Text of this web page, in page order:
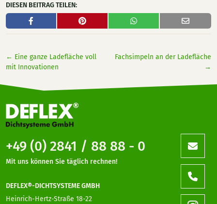
DIESEN BEITRAG TEILEN:
← Eine ganze Ladefläche voll
mit Innovationen
Fachsimpeln an der Ladefläche
→
+49 (0) 2841 / 88 88 - 0
Mit uns können Sie täglich rechnen!
DEFLEX®-DICHTSYSTEME GMBH
Heinrich-Hertz-Straße 18-22